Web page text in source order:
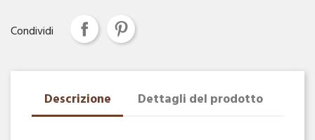
Condividi
Descrizione Dettagli del prodotto